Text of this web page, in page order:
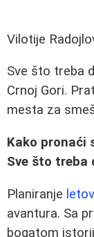
Vilotije
Sve što treba
Crnoj Gori.
mesta za
Kako pronaći
Sve što treba
Planiranje
avantura. Sa
bogatom